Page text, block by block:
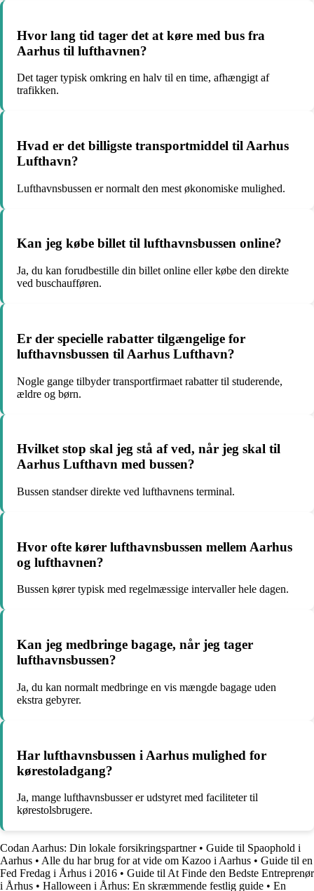
Hvor lang tid tager det at køre med bus fra
Aarhus til lufthavnen?
Det tager typisk omkring en halv til en time, afhængigt af
trafikken.
Hvad er det billigste transportmiddel til Aarhus
Lufthavn?
Lufthavnsbussen er normalt den mest økonomiske mulighed.
Kan jeg købe billet til lufthavnsbussen online?
Ja, du kan forudbestille din billet online eller købe den direkte
ved buschaufføren.
Er der specielle rabatter tilgængelige for
lufthavnsbussen til Aarhus Lufthavn?
Nogle gange tilbyder transportfirmaet rabatter til studerende,
ældre og børn.
Hvilket stop skal jeg stå af ved, når jeg skal til
Aarhus Lufthavn med bussen?
Bussen standser direkte ved lufthavnens terminal.
Hvor ofte kører lufthavnsbussen mellem Aarhus
og lufthavnen?
Bussen kører typisk med regelmæssige intervaller hele dagen.
Kan jeg medbringe bagage, når jeg tager
lufthavnsbussen?
Ja, du kan normalt medbringe en vis mængde bagage uden
ekstra gebyrer.
Har lufthavnsbussen i Aarhus mulighed for
kørestoladgang?
Ja, mange lufthavnsbusser er udstyret med faciliteter til
kørestolsbrugere.
Codan Aarhus: Din lokale forsikringspartner• Guide til Spaophold i
Aarhus • Alle du har brug for at vide om Kazoo i Aarhus • Guide til en
Fed Fredag i Århus i 2016 • Guide til At Finde den Bedste Entreprenør
i Århus • Halloween i Århus: En skræmmende festlig guide • En